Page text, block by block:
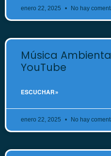
enero 22, 2025 No hay
Música
YouTube
ESCUCHAR »
enero 22, 2025 No hay